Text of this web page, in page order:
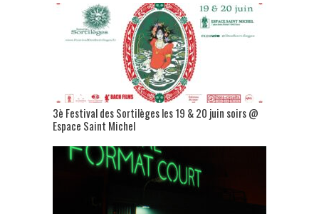
3è Festival des Sortilèges les 19 & 20 juin soirs @
Espace Saint Michel